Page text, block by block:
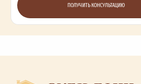
ПОЛУЧИТЬ КОНСУЛЬТАЦИЮ